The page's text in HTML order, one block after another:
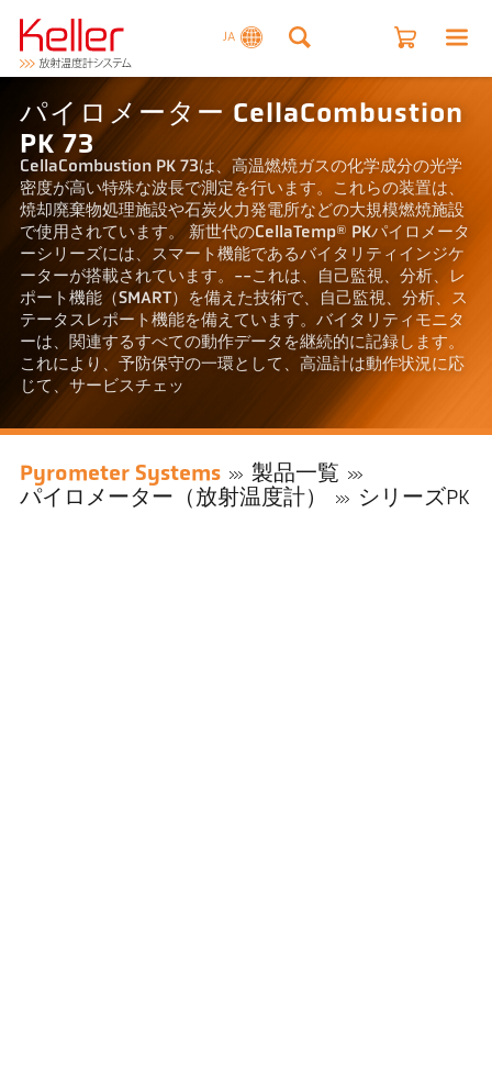
JA
パイロメーター CellaCombustion
PK 73
CellaCombustion PK 73は、高温燃焼ガスの化学成分の光学
密度が高い特殊な波長で測定を行います。これらの装置は、
焼却廃棄物処理施設や石炭火力発電所などの大規模燃焼施設
で使用されています。 新世代のCellaTemp® PKパイロメータ
ーシリーズには、スマート機能であるバイタリティインジケ
ーターが搭載されています。--これは、自己監視、分析、レ
ポート機能（SMART）を備えた技術で、自己監視、分析、ス
テータスレポート機能を備えています。バイタリティモニタ
ーは、関連するすべての動作データを継続的に記録します。
これにより、予防保守の一環として、高温計は動作状況に応
じて、サービスチェッ
Pyrometer Systems
製品一覧
パイロメーター（放射温度計）
シリーズPK